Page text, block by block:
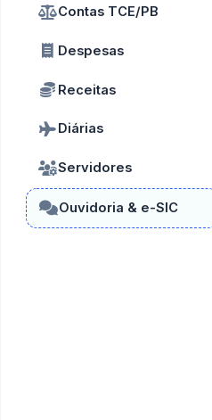
Contas TCE/PB
Despesas
Receitas
Diárias
Servidores
Ouvidoria & e-SIC